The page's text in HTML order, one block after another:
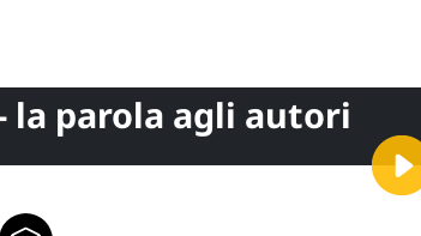
la parola agli autori